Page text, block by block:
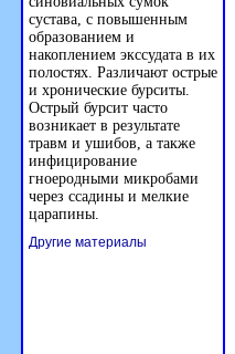
сустава, с повышенным
образованием и
накоплением экссудата в их
полостях. Различают острые
и хронические бурситы.
Острый бурсит часто
возникает в результате
травм и ушибов, а также
инфицирование
гноеродными микробами
через ссадины и мелкие
царапины.
Другие материалы